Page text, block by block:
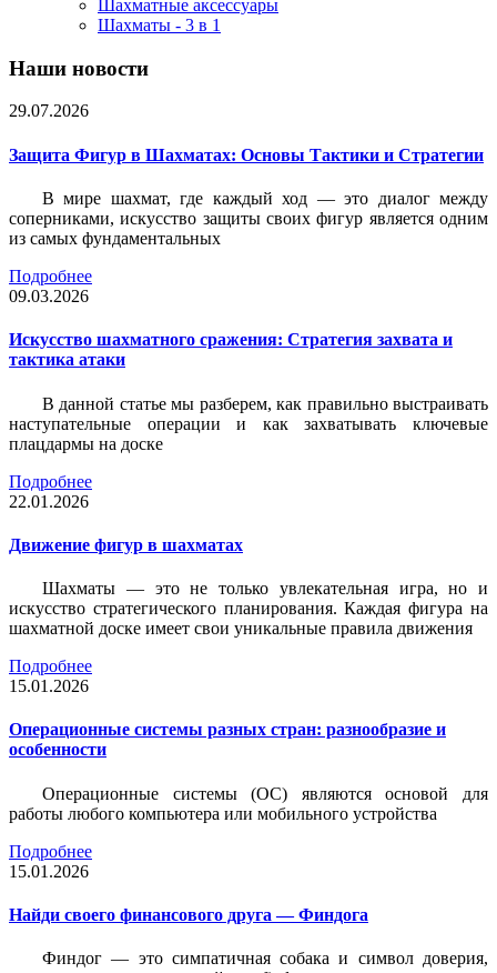
Шахматные аксессуары
Шахматы - 3 в 1
Наши новости
29.07.2026
Защита Фигур в Шахматах: Основы Тактики и Стратегии
В мире шахмат, где каждый ход — это диалог между
соперниками, искусство защиты своих фигур является одним
из самых фундаментальных
Подробнее
09.03.2026
Искусство шахматного сражения: Стратегия захвата и
тактика атаки
В данной статье мы разберем, как правильно выстраивать
наступательные операции и как захватывать ключевые
плацдармы на доске
Подробнее
22.01.2026
Движение фигур в шахматах
Шахматы — это не только увлекательная игра, но и
искусство стратегического планирования. Каждая фигура на
шахматной доске имеет свои уникальные правила движения
Подробнее
15.01.2026
Операционные системы разных стран: разнообразие и
особенности
Операционные системы (ОС) являются основой для
работы любого компьютера или мобильного устройства
Подробнее
15.01.2026
Найди своего финансового друга — Финдога
Финдог — это симпатичная собака и символ доверия,